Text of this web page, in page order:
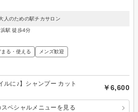
人のための駅チカサロン
駅 徒歩4分
る・使える メンズ歓迎
ルに♪】シャンプー カット
￥6,600
ペシャルメニューを見る